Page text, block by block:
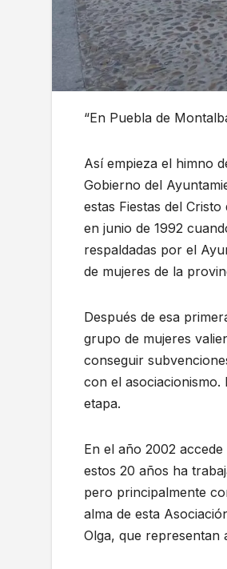
“En Puebla de
Así empieza el himno
Gobierno del
estas Fiestas del
en junio de 1992
respaldadas por el
de mujeres de la
Después de esa
grupo de mujeres
conseguir
con el
etapa.
En el año 2002
estos 20 años ha
pero principalmente
alma de esta
Olga, que representan